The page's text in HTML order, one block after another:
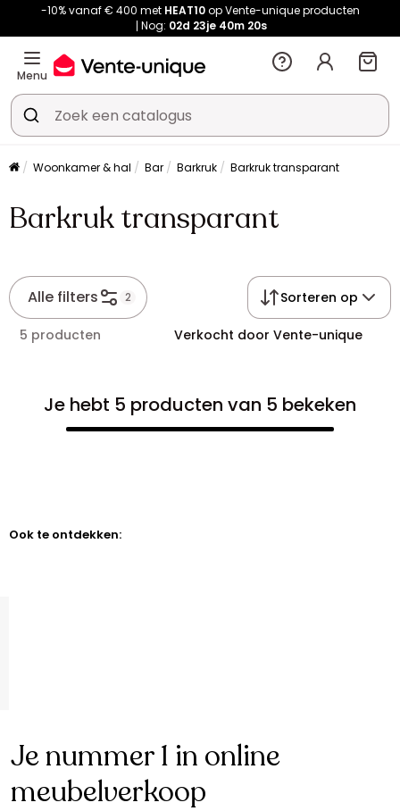
-10% vanaf € 400 met HEAT10op Vente-unique producten
Nog: 02d 23je 40m 20s
Menu
Woonkamer & hal Bar Barkruk Barkruk transparant
Barkruk transparant
Alle filters 2 Sorteren op
5 producten Verkocht door Vente-unique
Je hebt 5 producten van 5 bekeken
Ook te ontdekken:
Je nummer 1 in online
meubelverkoop